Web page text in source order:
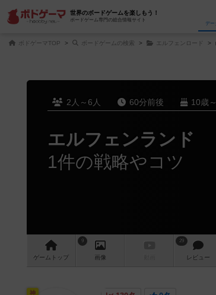
世界のボードゲームを楽しもう！
ボードゲーム専門の総合情報サイト
ボドゲーマTOP ボードゲームの検索 エルフェンロード
2人～6人 60分前後 10歳～
エルフェンランド
1件の戦略やコツ
ゲーム トップ
9
画像
29
レビュー
神